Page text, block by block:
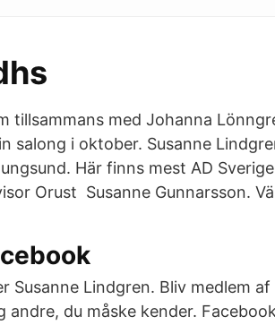
tillsammans med Johanna
salong i oktober. Susanne
Här finns mest AD
Orust Susanne Gunnarsson.
Susanne Lindgren. Bliv medlem
du måske kender.